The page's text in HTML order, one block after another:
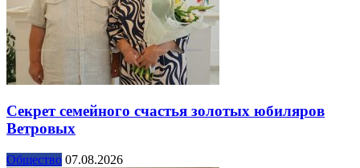
Секрет семейного счастья золотых юбиляров
Ветровых
Общество 07.08.2026